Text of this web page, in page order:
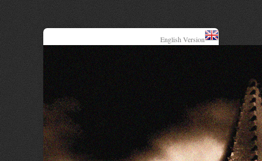
English Version